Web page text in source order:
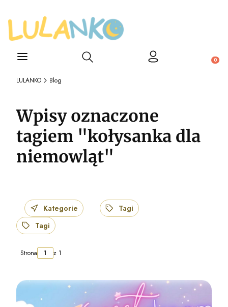
Otwórz wyszukiwarkę
LULANKO Blog
Wpisy oznaczone
tagiem "kołysanka dla
niemowląt"
Kategorie
Tagi
Tagi
Strona z 1